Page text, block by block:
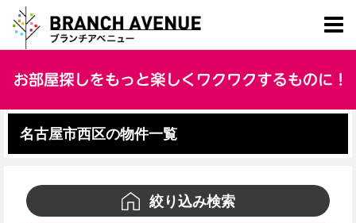
名古屋市西区の物件一覧
絞り込み検索